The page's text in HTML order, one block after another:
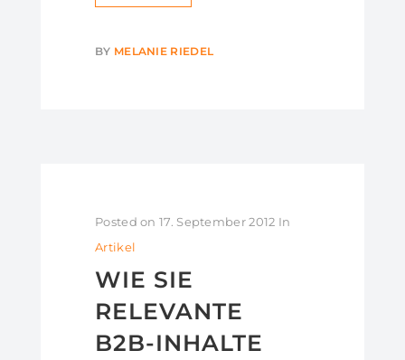
BY MELANIE RIEDEL
Posted on 17. September 2012 In
Artikel
WIE SIE
RELEVANTE
B2B-INHALTE